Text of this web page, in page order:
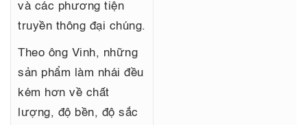
và các phương tiện
truyền thông đại chúng.
Theo ông Vinh, những
sản phẩm làm nhái đều
kém hơn về chất
lượng, độ bền, độ sắc